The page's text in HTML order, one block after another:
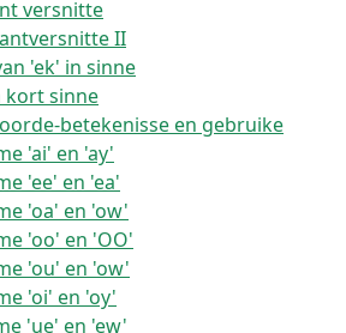
versnitte
II
'ek' in sinne
kort sinne
betekenisse en gebruike
'ai' en 'ay'
'ee' en 'ea'
'oa' en 'ow'
'oo' en 'OO'
'ou' en 'ow'
'oi' en 'oy'
'ue' en 'ew'